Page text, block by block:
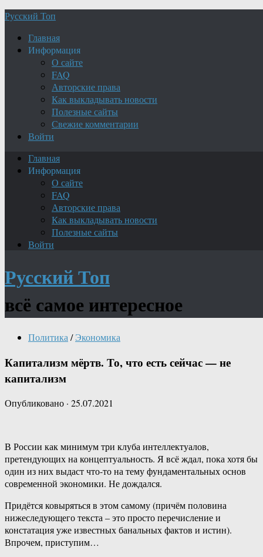
Русский Топ
Главная
Информация
О сайте
FAQ
Авторские права
Как выкладывать новости
Полезные сайты
Свежие комментарии
Войти
Главная
Информация
О сайте
FAQ
Авторские права
Как выкладывать новости
Полезные сайты
Войти
Русский Топ
всё самое интересное
Политика / Экономика
Капитализм мёртв. То, что есть сейчас — не
капитализм
Опубликовано · 25.07.2021
В России как минимум три клуба интеллектуалов,
претендующих на концептуальность. Я всё ждал, пока хотя бы
один из них выдаст что-то на тему фундаментальных основ
современной экономики. Не дождался.
Придётся ковыряться в этом самому (причём половина
нижеследующего текста – это просто перечисление и
констатация уже известных банальных фактов и истин).
Впрочем, приступим…